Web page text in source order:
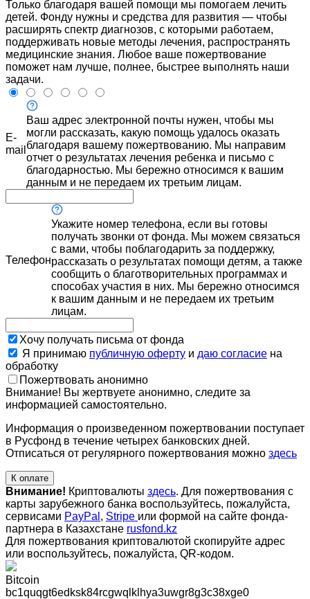
Только благодаря вашей помощи мы помогаем лечить
детей. Фонду нужны и средства для развития — чтобы
расширять спектр диагнозов, с которыми работаем,
поддерживать новые методы лечения, распространять
медицинские знания. Любое ваше пожертвование
поможет нам лучше, полнее, быстрее выполнять наши
задачи.
E-
mail
Ваш адрес электронной почты нужен, чтобы мы
могли рассказать, какую помощь удалось оказать
благодаря вашему пожертвованию. Мы направим
отчет о результатах лечения ребенка и письмо с
благодарностью. Мы бережно относимся к вашим
данным и не передаем их третьим лицам.
Телефон
Укажите номер телефона, если вы готовы
получать звонки от фонда. Мы можем связаться
с вами, чтобы поблагодарить за поддержку,
рассказать о результатах помощи детям, а также
сообщить о благотворительных программах и
способах участия в них. Мы бережно относимся
к вашим данным и не передаем их третьим
лицам.
Хочу получать письма от фонда
Я принимаю публичную оферту и даю согласие на
обработку
Пожертвовать анонимно
Внимание! Вы жертвуете анонимно, следите за
информацией самостоятельно.
Информация о произведенном пожертвовании поступает
в Русфонд в течение четырех банковских дней.
Отписаться от регулярного пожертвования можно здесь
К оплате
Внимание! Криптовалюты здесь. Для пожертвования с
карты зарубежного банка воспользуйтесь, пожалуйста,
сервисами PayPal , Stripe или формой на сайте фонда-
партнера в Казахстане rusfond.kz
Для пожертвования криптовалютой скопируйте адрес
или воспользуйтесь, пожалуйста, QR-кодом.
Bitcoin
bc1quqgt6edksk84rcgwqlklhya3uwgr8g3c38xge0